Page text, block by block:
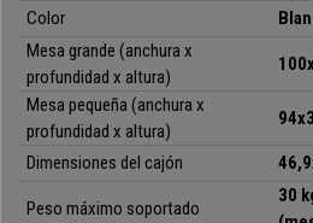
resistencia, robustez y estabilidad
Estamos ante unamesa muy versátil
diseño actualy que ofrece una
necesitas. Es la solución ideal si
recogerla cuando no necesitas tanto
productos con el mejor precio y servicio
Color
Mesa grande (anchura x
profundidad x altura)
Mesa pequeña (anchura x
profundidad x altura)
Dimensiones del cajón
Peso máximo soportado
30